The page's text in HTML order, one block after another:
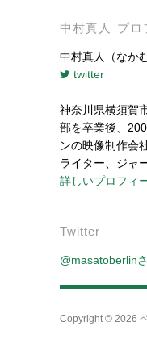
中村真人 プロ
中村真人（なか
twitter
神奈川県横須賀
部を卒業後、
ンの映像制作会
ライター、ジャ
詳しいプロフィ
Twitter
@masatoberlin
Copyright © 2026